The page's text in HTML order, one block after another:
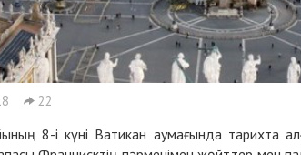
22
8-і күні Ватикан аумағында тарихта